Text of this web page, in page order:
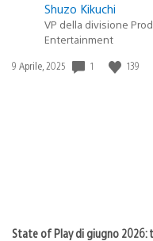
Shuzo Kikuchi
VP della divisione
Entertainment
Data
9 Aprile, 2025 1 139
State of Play di giugno 2026: